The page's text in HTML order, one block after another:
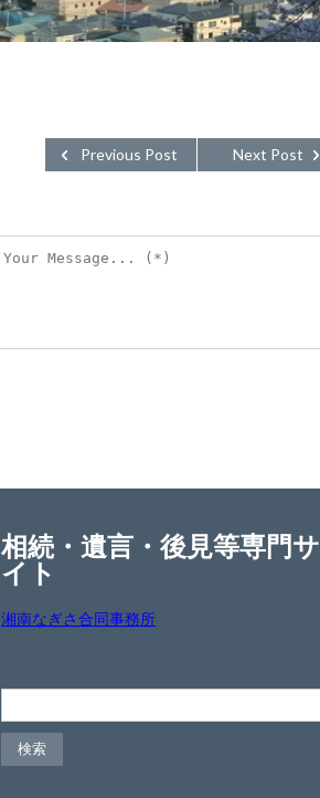
Next Post
Previous Post
相続・遺言・後見等専門サ
イト
湘南なぎさ合同事務所
検索: